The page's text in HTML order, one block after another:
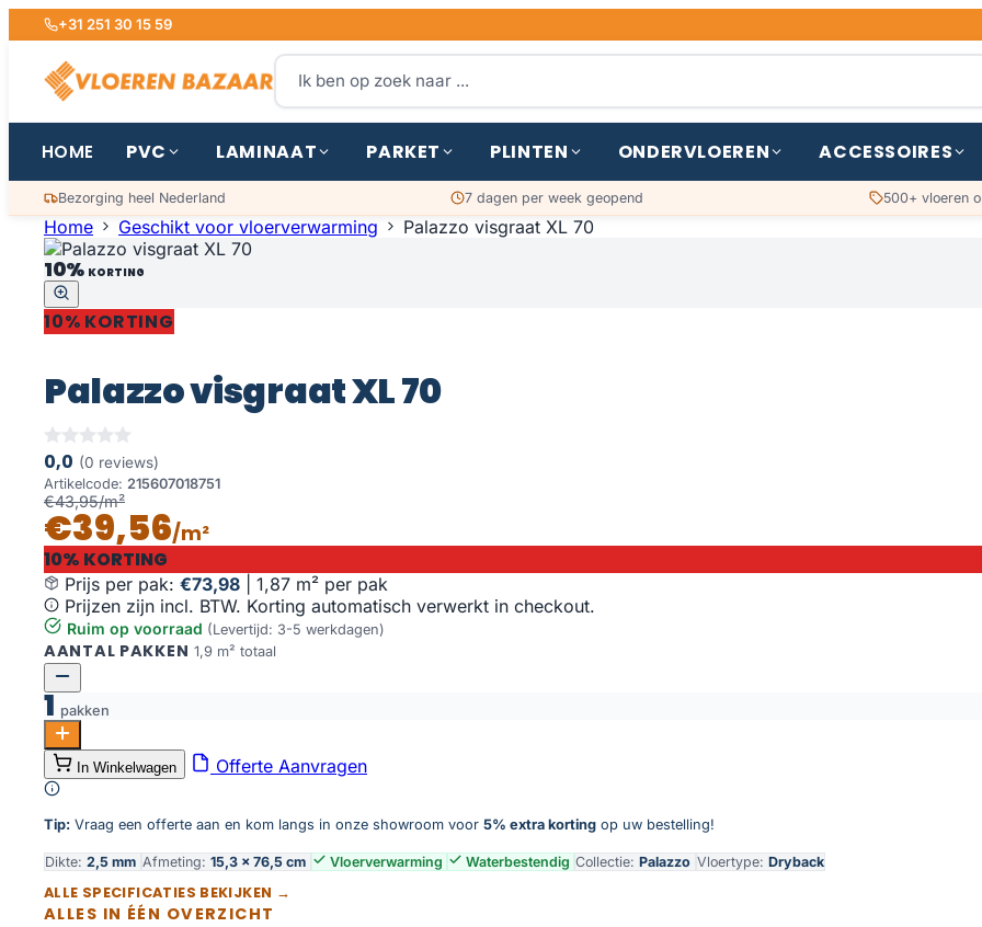
+31 251 30 15 59
HOME PVC LAMINAAT PARKET PLINTEN ONDERVLOEREN ACCESSOIRES
Bezorging heel Nederland 7 dagen per week geopend 500+ vloeren
Home Geschikt voor vloerverwarming Palazzo visgraat XL 70
10% KORTING
10% KORTING
Palazzo visgraat XL 70
0,0 (0 reviews)
Artikelcode: 215607018751
€43,95/m²
€39,56/m²
10% KORTING
Prijs per pak: €73,98
1,87 m² per pak
Prijzen zijn incl. BTW. Korting automatisch verwerkt in checkout.
Ruim op voorraad (Levertijd: 3-5 werkdagen)
AANTAL PAKKEN 1,9 m² totaal
1 pakken
Palazzo visgraat XL 70 aantal
Toevoegen aan winkelwagen
In Winkelwagen Offerte Aanvragen
Tip: Vraag een offerte aan en kom langs in onze showroom voor 5% extra korting op uw bestelling!
Dikte: 2,5 mm Afmeting: 15,3 × 76,5 cm Vloerverwarming Waterbestendig Collectie: Palazzo Vloertype: Dryback
ALLE SPECIFICATIES BEKIJKEN →
ALLES IN ÉÉN OVERZICHT